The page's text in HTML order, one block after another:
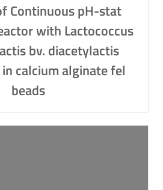
Continuous pH-stat
with Lactococcus
bv. diacetylactis
calcium alginate fel
beads